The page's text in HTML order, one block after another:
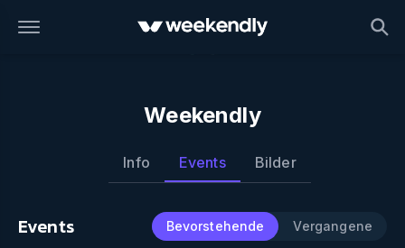
Weekendly
Info Events Bilder
Events Bevorstehende Vergangene